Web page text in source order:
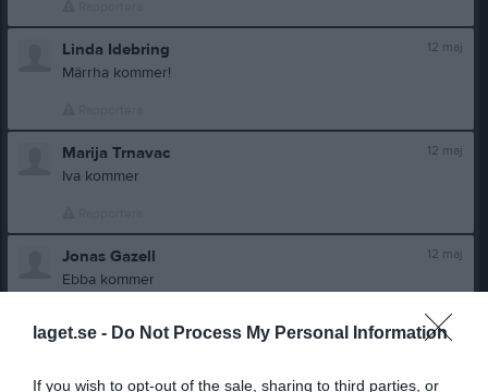
laget.se - Do Not Process My Personal Information
If you wish to opt-out of the sale, sharing to third parties, or
12 maj
Linda Idebring
Märrha kommer!
12 maj
Marija Trnavac
Iva kommer
12 maj
Jonas Gazell
Ebba kommer
Harriet kommer på söndag